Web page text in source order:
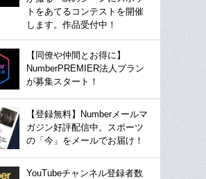
トをあてるコンテストを開催
します。作品受付中！
【同僚や仲間とお得に】
NumberPREMIER法人プラン
が募集スタート！
【登録無料】Numberメールマ
ガジン好評配信中。スポーツ
の「今」をメールでお届け！
YouTubeチャンネル登録者数